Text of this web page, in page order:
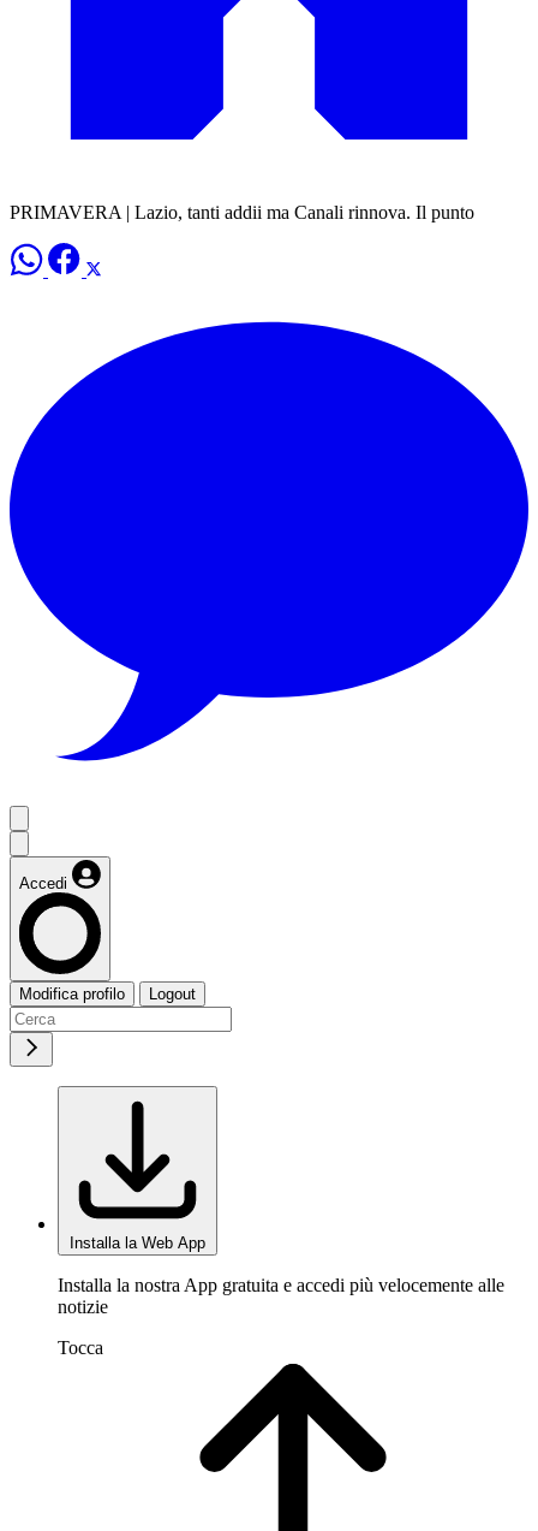
PRIMAVERA | Lazio, tanti addii ma Canali rinnova. Il punto
Accedi
Modifica profilo Logout
Installa la Web App
Installa la nostra App gratuita e accedi più velocemente alle
notizie
Tocca